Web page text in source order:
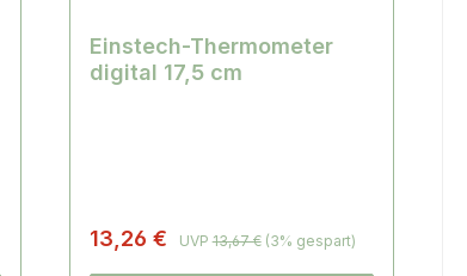
Einstech-Thermometer
digital 17,5 cm
13,26 € UVP13,67 € (3% gespart)